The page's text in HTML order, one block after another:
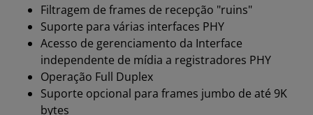
Filtragem de frames de recepção "ruins"
Suporte para várias interfaces PHY
Acesso de gerenciamento da Interface
independente de mídia a registradores PHY
Operação Full Duplex
Suporte opcional para frames jumbo de até 9K
bytes